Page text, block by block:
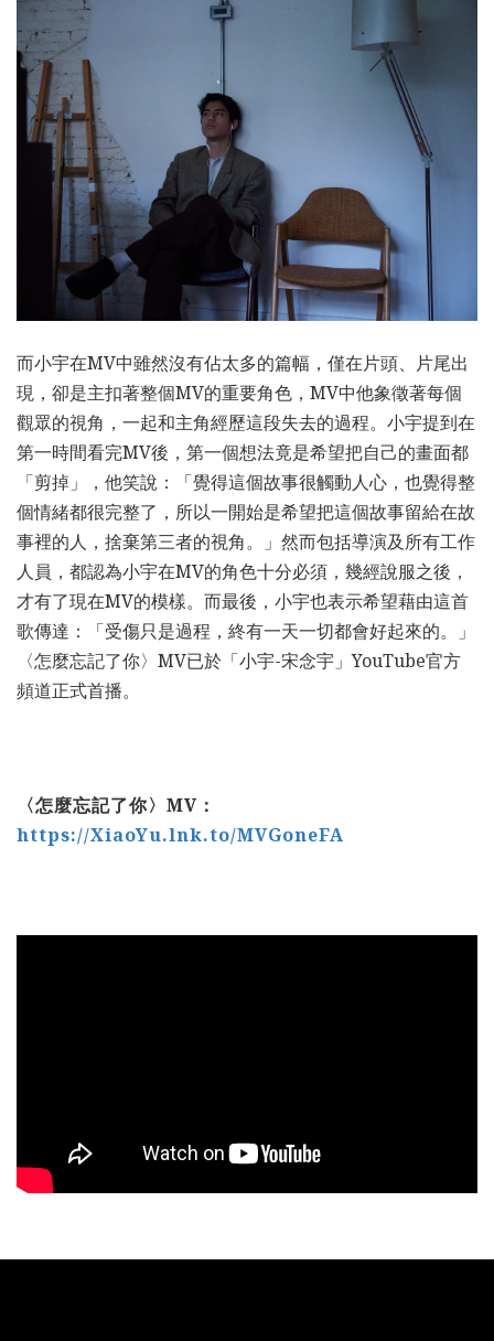
而小宇在MV中雖然沒有佔太多的篇幅，僅在片頭、片尾出
現，卻是主扣著整個MV的重要角色，MV中他象徵著每個
觀眾的視角，一起和主角經歷這段失去的過程。小宇提到在
第一時間看完MV後，第一個想法竟是希望把自己的畫面都
「剪掉」，他笑說：「覺得這個故事很觸動人心，也覺得整
個情緒都很完整了，所以一開始是希望把這個故事留給在故
事裡的人，捨棄第三者的視角。」然而包括導演及所有工作
人員，都認為小宇在MV的角色十分必須，幾經說服之後，
才有了現在MV的模樣。而最後，小宇也表示希望藉由這首
歌傳達：「受傷只是過程，終有一天一切都會好起來的。」
〈怎麼忘記了你〉MV已於「小宇-宋念宇」YouTube官方
頻道正式首播。
〈怎麼忘記了你〉 MV ：
https://XiaoYu.lnk.to/MVGoneFA